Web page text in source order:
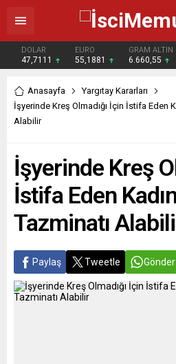
DOLAR
47,7111
EURO
55,1881
GRAM ALTIN
6.660,55
Anasayfa
Yargıtay Kararları
İşyerinde Kreş Olmadığı İçin İstifa Eden
Alabilir
İşyerinde Kreş
İstifa Eden
Tazminatı
Paylaş Tweetle Gönder